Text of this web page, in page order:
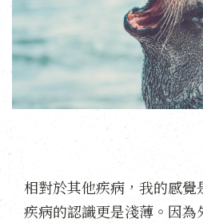
相對於其他疾病，我的感覺
疾病的認識更是淺薄。因為